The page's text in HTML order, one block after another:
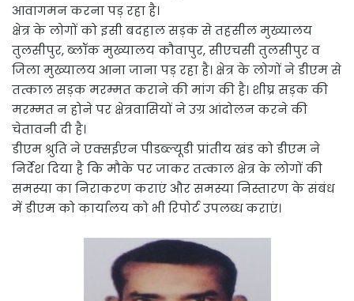
आवागमन करना पड़ रहा है।
क्षेत्र के लोगों को इसी बदहाल सड़क से तहसील मुख्यालय
तुलसीपुर, ब्लॉक मुख्यालय कौवापुर, सीएचसी तुलसीपुर व
जिला मुख्यालय आना जाना पड़ रहा है। क्षेत्र के लोगों ने डीएम से
तत्काल सड़क मरम्मत कराने की मांग की है। शीघ्र सड़क की
मरम्मत न होने पर क्षेत्रवासियों ने उग्र आंदोलन करने की
चेतावनी दी है।
डीएम श्रुति ने एक्सईएन पीडब्ल्यूडी प्रांतीय खंड को डीएम ने
निर्देश दिया है कि मौके पर जाकर तत्काल क्षेत्र के लोगों की
समस्या का निराकरण कराएं और समस्या निस्तारण के संबंध
में डीएम को कार्यालय को भी रिपोर्ट उपलब्ध कराएं।